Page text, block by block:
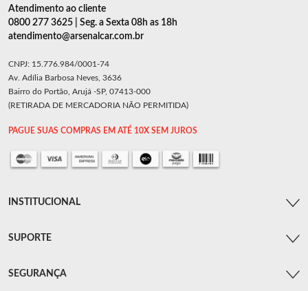
Atendimento ao cliente
0800 277 3625 | Seg. a Sexta 08h as 18h
atendimento@arsenalcar.com.br
CNPJ: 15.776.984/0001-74
Av. Adília Barbosa Neves, 3636
Bairro do Portão, Arujá -SP, 07413-000
(RETIRADA DE MERCADORIA NÃO PERMITIDA)
PAGUE SUAS COMPRAS EM ATÉ 10X SEM JUROS
INSTITUCIONAL
SUPORTE
SEGURANÇA